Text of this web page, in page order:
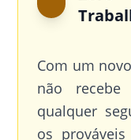
Com um
não
qualquer
os